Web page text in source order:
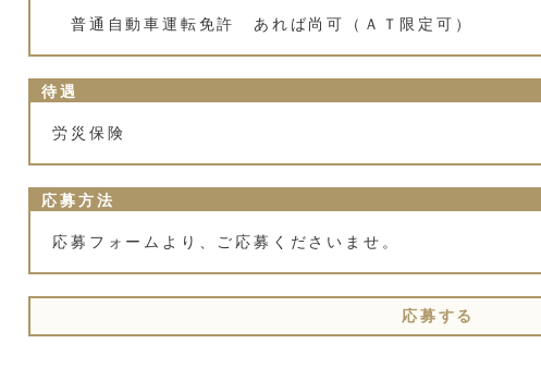
普通自動車運転免許 あれば尚可（ＡＴ限定可）
待遇
労災保険
応募方法
応募フォームより、ご応募くださいませ。
応募する